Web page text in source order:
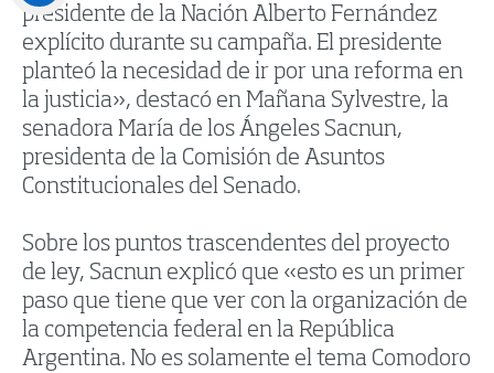
presidente de la Nación Alberto Fernández
explícito durante su campaña. El presidente
planteó la necesidad de ir por una reforma en
la justicia», destacó en Mañana Sylvestre, la
senadora María de los Ángeles Sacnun,
presidenta de la Comisión de Asuntos
Constitucionales del Senado.
Sobre los puntos trascendentes del proyecto
de ley, Sacnun explicó que «esto es un primer
paso que tiene que ver con la organización de
la competencia federal en la República
Argentina. No es solamente el tema Comodoro
LinkedIn